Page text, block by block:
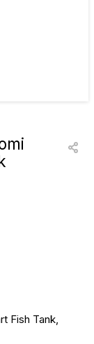
Fish Tank,